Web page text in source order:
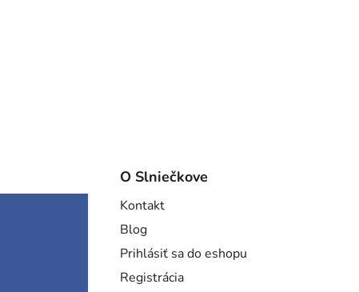
O Slniečkove
Kontakt
Blog
Prihlásiť sa do eshopu
Registrácia